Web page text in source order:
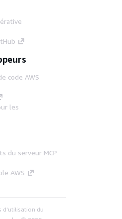
code AWS
les
du serveur MCP
AWS
d'utilisation du